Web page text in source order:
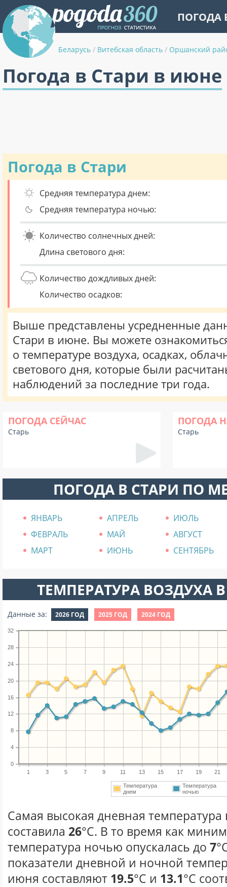
ПОГОДА
Беларусь / Витебская область / Оршанский
Погода в Стари в июне
Погода в Стари
Средняя температура днем:
Средняя температура ночью:
Количество солнечных дней:
Длина светового дня:
Количество дождливых дней:
Количество осадков:
Выше представлены усредненные
Стари в июне. Вы можете
о температуре воздуха, осадках,
светового дня, которые были
наблюдений за последние три года.
ПОГОДА СЕЙЧАС
Старь
ПОГОДА
Старь
ПОГОДА В СТАРИ ПО
ЯНВАРЬ АПРЕЛЬ
ИЮЛЬ
ФЕВРАЛЬ
МАЙ
АВГУСТ
МАРТ
ИЮНЬ СЕНТЯБРЬ
ТЕМПЕРАТУРА ВОЗДУХА
Данные за: 2026 ГОД 2025 ГОД 2024 ГОД
1 3 5 7 9 11 13 15 17 19 21
0
4
8
12
16
20
24
28
32
Температура
днем
Температура
ночью
Самая высокая дневная
составила 26°С. В то время как
температура ночью опускалась до 7
показатели дневной и ночной
июня составляют 19.5°С и 13.1°С